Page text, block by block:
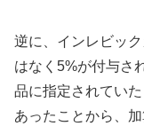
逆に、インレビッ
はなく5%が付与さ
品に指定されてい
あったことから、